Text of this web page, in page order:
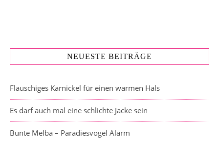
NEUESTE BEITRÄGE
Flauschiges Karnickel für einen warmen Hals
Es darf auch mal eine schlichte Jacke sein
Bunte Melba – Paradiesvogel Alarm